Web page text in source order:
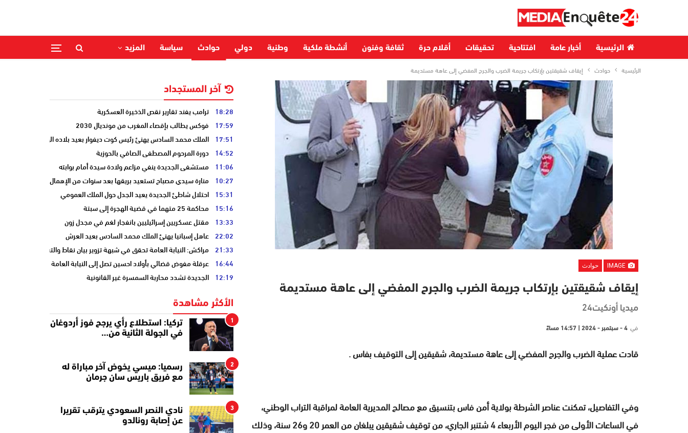
الرئيسية أخبار عامة افتتاحية تحقيقات أقلام حرة ثقافة وفنون أنشطة ملكية وطنية دولي حوادث سياسة المزيد
الرئيسية حوادث إيقاف شقيقتين بإرتكاب جريمة الضرب والجرح المفضي إلى عاهة مستديمة
حوادث
إيقاف شقيقتين بإرتكاب جريمة الضرب والجرح المفضي إلى عاهة مستديمة
ميديا أونكيت24
في 4 - سبتمبر - 2024 | 14:57 مساءً
قادت عملية الضرب والجرح المفضي إلى عاهة مستديمة، شقيقين إلى التوقيف بفاس .
وفي التفاصيل، تمكنت عناصر الشرطة بولاية أمن فاس بتنسيق مع مصالح المديرية العامة لمراقبة التراب الوطني،
في الساعات الأولى من فجر اليوم الأربعاء 4 شتنبر الجاري، من توقيف شقيقين يبلغان من العمر 20 و26 سنة، وذلك
آخر المستجداد
18:28 ترامب يفند تقارير نقص الذخيرة العسكرية
17:59 فوكس يطالب بإقصاء المغرب من مونديال 2030
17:51 الملك محمد السادس يهنئ رئيس كوت ديفوار بعيد بلاده الوطني
14:52 دورة المرحوم المصطفى الصافي بالحوزية
11:06 مستشفى الجديدة ينفي مزاعم ولادة سيدة أمام بوابته
10:27 منارة سيدي مصباح تستعيد بريقها بعد سنوات من الإهمال
15:31 احتلال شاطئ الجديدة يعيد الجدل حول الملك العمومي
15:16 محاكمة 25 متهما في قضية الهجرة إلى سبتة
13:33 مقتل عسكريين إسرائيليين بانفجار لغم في مجدل زون
22:02 عاهل إسبانيا يهنئ الملك محمد السادس بعيد العرش
21:33 مراكش: النيابة العامة تحقق في شبهة تزوير بيان نقاط والتشهير بطالب
16:44 عرقلة مفوض قضائي بأولاد احسين تصل إلى النيابة العامة
12:19 الجديدة تشدد محاربة السمسرة غير القانونية
الأكثر مشاهدة
1
تركيا: استطلاع رأي يرجح فوز أردوغان
في الجولة الثانية من…
2
رسميا: ميسي يخوض آخر مباراة له
مع فريق باريس سان جرمان
3
نادي النصر السعودي يترقب تقريرا
عن إصابة رونالدو